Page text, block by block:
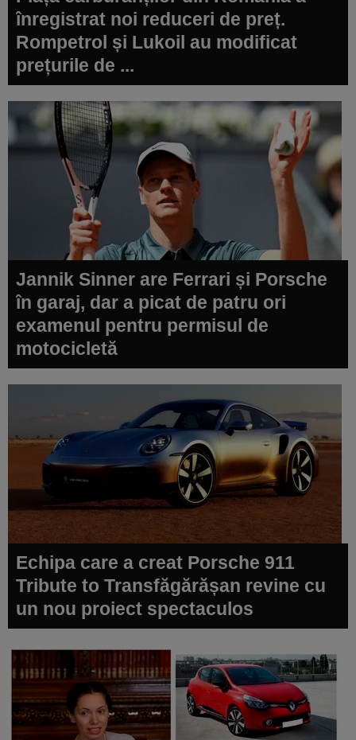
înregistrat noi reduceri de preț.
Rompetrol și Lukoil au modificat
prețurile de ...
Jannik Sinner are Ferrari și Porsche
în garaj, dar a picat de patru ori
examenul pentru permisul de
motocicletă
Echipa care a creat Porsche 911
Tribute to Transfăgărășan revine cu
un nou proiect spectaculos